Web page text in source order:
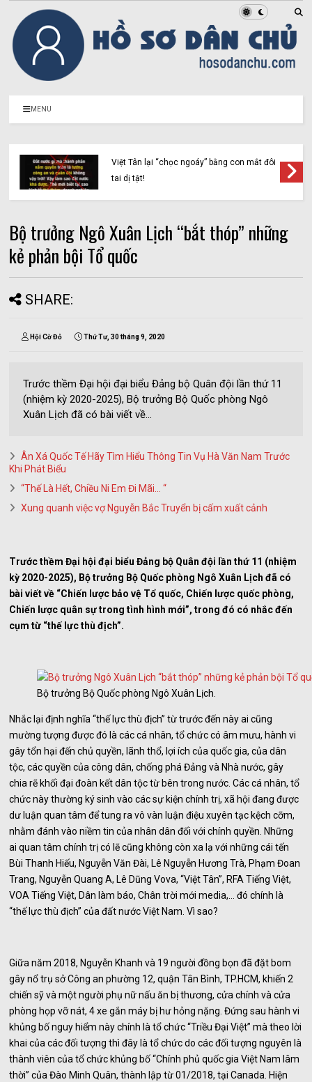
MENU
Việt Tân lại “chọc ngoáy” bằng con mắt đôi
tai dị tật!
Bộ trưởng Ngô Xuân Lịch “bắt thóp” những
kẻ phản bội Tổ quốc
SHARE:
Hội Cờ Đỏ Thứ Tư, 30 tháng 9, 2020
Trước thềm Đại hội đại biểu Đảng bộ Quân đội lần thứ 11
(nhiệm kỳ 2020-2025), Bộ trưởng Bộ Quốc phòng Ngô
Xuân Lịch đã có bài viết về...
Ân Xá Quốc Tế Hãy Tìm Hiểu Thông Tin Vụ Hà Văn Nam Trước
Khi Phát Biểu
“Thế Là Hết, Chiều Ni Em Đi Mãi… “
Xung quanh việc vợ Nguyễn Bắc Truyển bị cấm xuất cảnh
Trước thềm Đại hội đại biểu Đảng bộ Quân đội lần thứ 11 (nhiệm
kỳ 2020-2025), Bộ trưởng Bộ Quốc phòng Ngô Xuân Lịch đã có
bài viết về “Chiến lược bảo vệ Tổ quốc, Chiến lược quốc phòng,
Chiến lược quân sự trong tình hình mới”, trong đó có nhắc đến
cụm từ “thế lực thù địch”.
Bộ trưởng Bộ Quốc phòng Ngô Xuân Lịch.
Nhắc lại định nghĩa “thế lực thù địch” từ trước đến này ai cũng
mường tượng được đó là các cá nhân, tổ chức có âm mưu, hành vi
gây tổn hại đến chủ quyền, lãnh thổ, lợi ích của quốc gia, của dân
tộc, các quyền của công dân, chống phá Đảng và Nhà nước, gây
chia rẽ khối đại đoàn kết dân tộc từ bên trong nước. Các cá nhân, tổ
chức này thường ký sinh vào các sự kiện chính trị, xã hội đang được
dư luận quan tâm để tung ra vô vàn luận điệu xuyên tạc kệch cỡm,
nhằm đánh vào niềm tin của nhân dân đối với chính quyền. Những
ai quan tâm chính trị có lẽ cũng không còn xa lạ với những cái tến
Bùi Thanh Hiếu, Nguyễn Văn Đài, Lê Nguyễn Hương Trà, Phạm Đoan
Trang, Nguyễn Quang A, Lê Dũng Vova, “Việt Tân”, RFA Tiếng Việt,
VOA Tiếng Việt, Dân làm báo, Chân trời mới media,… đó chính là
“thế lực thù địch” của đất nước Việt Nam. Vì sao?
Giữa năm 2018, Nguyễn Khanh và 19 người đồng bọn đã đặt bom
gây nổ trụ sở Công an phường 12, quận Tân Bình, TP.HCM, khiến 2
chiến sỹ và một người phụ nữ nấu ăn bị thương, cửa chính và cửa
phòng họp vỡ nát, 4 xe gắn máy bị hư hỏng nặng. Đứng sau hành vi
khủng bố nguy hiểm này chính là tổ chức “Triều Đại Việt” mà theo lời
khai của các đối tượng thì đây là tổ chức do các đối tượng nguyên là
thành viên của tổ chức khủng bố “Chính phủ quốc gia Việt Nam lâm
thời” của Đào Minh Quân, thành lập từ 01/2018, tại Canada. Hiện